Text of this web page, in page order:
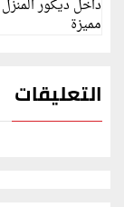
التعليقات